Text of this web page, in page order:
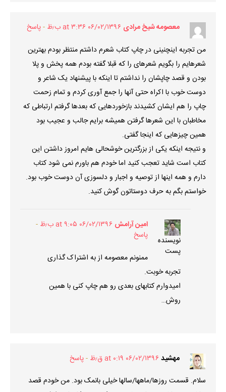
معصومه شیخ مرادی ۰۶/۰۲/۱۳۹۶ at ۳:۳۶ ب٫ظ
پاسخ
من تجربه اینچنینی در چاپ کتاب شعرم داشتم منتظر بودم بهترین
شعرهایم را بگویم شعرهای را که قبلا گفته بودم همه پخش و پلا
بودن و قصد چاپشان را نداشتم تا اینکه با پیشنهاد یک شاعر و
دوست خوب با اکراه حتی آنها را جمع آوری کردم و تمام زحمت
چاپ را هم ایشان کشیدند بازخوردهایی که بعدها گرفتم ارتباطی که
مخاطبان با این شعرها گرفتن همیشه برایم جالب و عجیب بود
همین چیزهایی که اینجا گفتی.
و نتیجه اینکه یکی از بزرگترین خوشحالی هایم امروز داشتن این
کتاب است شاید تعجب کنید اما خودم هم باورم نمی شود کتاب
دارم و همه اینها از توصیه و اجبار و دلسوزی آن دوست خوب بود.
خواستم بگم به حرف دوستاتون گوش کنید.
نویسنده
پست
امین آرامش ۰۶/۰۲/۱۳۹۶ at ۹:۰۵ ب٫ظ
پاسخ
ممنونم معصومه از به اشتراک گذاری
تجربه خوبت.
امیدوارم کتابهای بعدی رو هم چاپ کنی با همین
روش…
مهشید۰۶/۰۲/۱۳۹۶ at ۰:۱۹ ق٫ظ
پاسخ
سلام. قسمت روزها/ماهها/سالها خیلی بانمک بود. من خودم قصد